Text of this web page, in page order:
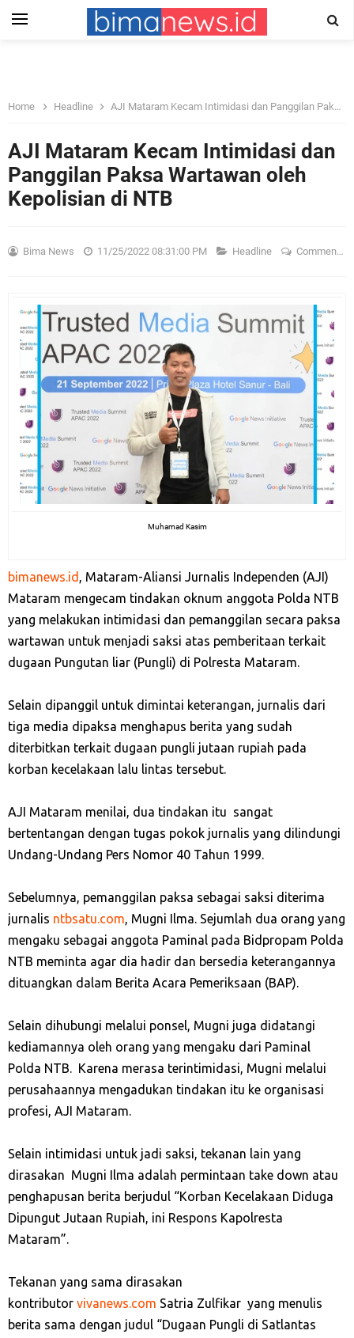
Home Headline AJI Mataram Kecam Intimidasi dan Panggilan Paksa Wartawan oleh Kepolisian di NTB
AJI Mataram Kecam Intimidasi dan
Panggilan Paksa Wartawan oleh
Kepolisian di NTB
Bima News 11/25/2022 08:31:00 PM Headline Comment
Muhamad Kasim
bimanews.id , Mataram-Aliansi Jurnalis Independen (AJI)
Mataram mengecam tindakan oknum anggota Polda NTB
yang melakukan intimidasi dan pemanggilan secara paksa
wartawan untuk menjadi saksi atas pemberitaan terkait
dugaan Pungutan liar (Pungli) di Polresta Mataram.
Selain dipanggil untuk dimintai keterangan, jurnalis dari
tiga media dipaksa menghapus berita yang sudah
diterbitkan terkait dugaan pungli jutaan rupiah pada
korban kecelakaan lalu lintas tersebut.
AJI Mataram menilai, dua tindakan itu sangat
bertentangan dengan tugas pokok jurnalis yang dilindungi
Undang-Undang Pers Nomor 40 Tahun 1999.
Sebelumnya, pemanggilan paksa sebagai saksi diterima
jurnalis ntbsatu.com, Mugni Ilma. Sejumlah dua orang yang
mengaku sebagai anggota Paminal pada Bidpropam Polda
NTB meminta agar dia hadir dan bersedia keterangannya
dituangkan dalam Berita Acara Pemeriksaan (BAP).
Selain dihubungi melalui ponsel, Mugni juga didatangi
kediamannya oleh orang yang mengaku dari Paminal
Polda NTB. Karena merasa terintimidasi, Mugni melalui
perusahaannya mengadukan tindakan itu ke organisasi
profesi, AJI Mataram.
Selain intimidasi untuk jadi saksi, tekanan lain yang
dirasakan Mugni Ilma adalah permintaan take down atau
penghapusan berita berjudul “Korban Kecelakaan Diduga
Dipungut Jutaan Rupiah, ini Respons Kapolresta
Mataram”.
Tekanan yang sama dirasakan
kontributor vivanews.com Satria Zulfikar yang menulis
berita sama dengan judul “Dugaan Pungli di Satlantas